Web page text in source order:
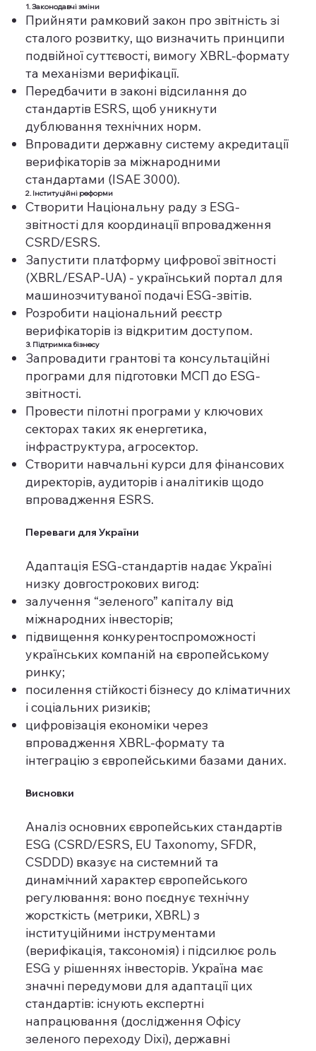
1. Законодавчі зміни
Прийняти рамковий закон про звітність зі
сталого розвитку, що визначить принципи
подвійної суттєвості, вимогу XBRL-формату
та механізми верифікації.
Передбачити в законі відсилання до
стандартів ESRS, щоб уникнути
дублювання технічних норм.
Впровадити державну систему акредитації
верифікаторів за міжнародними
стандартами (ISAE 3000).
2. Інституційні реформи
Створити Національну раду з ESG-
звітності для координації впровадження
CSRD/ESRS.
Запустити платформу цифрової звітності
(XBRL/ESAP-UA) - український портал для
машинозчитуваної подачі ESG-звітів.
Розробити національний реєстр
верифікаторів із відкритим доступом.
3. Підтримка бізнесу
Запровадити грантові та консультаційні
програми для підготовки МСП до ESG-
звітності.
Провести пілотні програми у ключових
секторах таких як енергетика,
інфраструктура, агросектор.
Створити навчальні курси для фінансових
директорів, аудиторів і аналітиків щодо
впровадження ESRS.
Переваги для України
Адаптація ESG-стандартів надає Україні
низку довгострокових вигод:
залучення “зеленого” капіталу від
міжнародних інвесторів;
підвищення конкурентоспроможності
українських компаній на європейському
ринку;
посилення стійкості бізнесу до кліматичних
і соціальних ризиків;
цифровізація економіки через
впровадження XBRL-формату та
інтеграцію з європейськими базами даних.
Висновки
Аналіз основних європейських стандартів
ESG (CSRD/ESRS, EU Taxonomy, SFDR,
CSDDD) вказує на системний та
динамічний характер європейського
регулювання: воно поєднує технічну
жорсткість (метрики, XBRL) з
інституційними інструментами
(верифікація, таксономія) і підсилює роль
ESG у рішеннях інвесторів. Україна має
значні передумови для адаптації цих
стандартів: існують експертні
напрацювання (дослідження Офісу
зеленого переходу Dixi), державні